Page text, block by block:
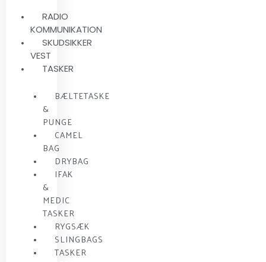
RADIO
KOMMUNIKATION
SKUDSIKKER
VEST
TASKER
BÆLTETASKE
&
PUNGE
CAMEL
BAG
DRYBAG
IFAK
&
MEDIC
TASKER
RYGSÆK
SLINGBAGS
TASKER